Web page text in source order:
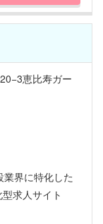
恵比寿ガー
業界に特化した
求人サイト